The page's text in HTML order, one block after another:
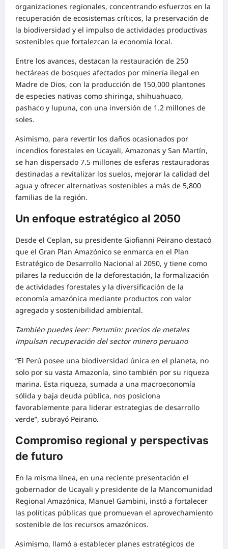
organizaciones regionales, concentrando esfuerzos en la
recuperación de ecosistemas críticos, la preservación de
la biodiversidad y el impulso de actividades productivas
sostenibles que fortalezcan la economía local.
Entre los avances, destacan la restauración de 250
hectáreas de bosques afectados por minería ilegal en
Madre de Dios, con la producción de 150,000 plantones
de especies nativas como shiringa, shihuahuaco,
pashaco y lupuna, con una inversión de 1.2 millones de
soles.
Asimismo, para revertir los daños ocasionados por
incendios forestales en Ucayali, Amazonas y San Martín,
se han dispersado 7.5 millones de esferas restauradoras
destinadas a revitalizar los suelos, mejorar la calidad del
agua y ofrecer alternativas sostenibles a más de 5,800
familias de la región.
Un enfoque estratégico al 2050
Desde el Ceplan, su presidente Giofianni Peirano destacó
que el Gran Plan Amazónico se enmarca en el Plan
Estratégico de Desarrollo Nacional al 2050, y tiene como
pilares la reducción de la deforestación, la formalización
de actividades forestales y la diversificación de la
economía amazónica mediante productos con valor
agregado y sostenibilidad ambiental.
También puedes leer: Perumin: precios de metales
impulsan recuperación del sector minero peruano
“El Perú posee una biodiversidad única en el planeta, no
solo por su vasta Amazonía, sino también por su riqueza
marina. Esta riqueza, sumada a una macroeconomía
sólida y baja deuda pública, nos posiciona
favorablemente para liderar estrategias de desarrollo
verde”, subrayó Peirano.
Compromiso regional y perspectivas
de futuro
En la misma línea, en una reciente presentación el
gobernador de Ucayali y presidente de la Mancomunidad
Regional Amazónica, Manuel Gambini, instó a fortalecer
las políticas públicas que promuevan el aprovechamiento
sostenible de los recursos amazónicos.
Asimismo, llamó a establecer planes estratégicos de